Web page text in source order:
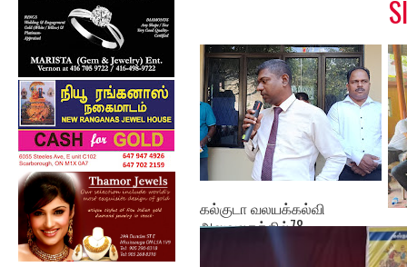
கல்குடா வலயக்கல்வி
அலுவலகத்தில்78 ...